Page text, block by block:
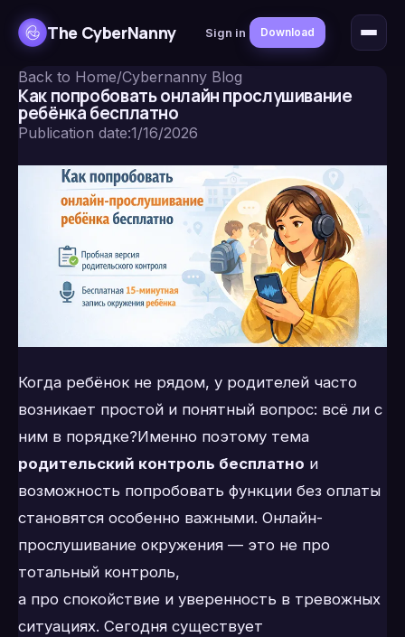
The CyberNanny Sign in Download
Back to Home/Cybernanny Blog
Как попробовать онлайн прослушивание
ребёнка бесплатно
Publication date:1/16/2026
Когда ребёнок не рядом, у родителей часто
возникает простой и понятный вопрос: всё ли с
ним в порядке?Именно поэтому тема
родительский контроль бесплатно и
возможность попробовать функции без оплаты
становятся особенно важными. Онлайн-
прослушивание окружения — это не про
тотальный контроль,
а про спокойствие и уверенность в тревожных
ситуациях. Сегодня существует